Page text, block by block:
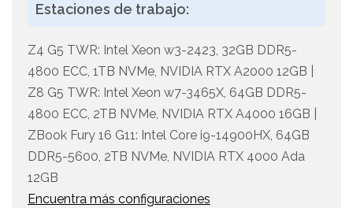
Estaciones de trabajo:
Z4 G5 TWR: Intel Xeon w3-2423, 32GB DDR5-
4800 ECC, 1TB NVMe, NVIDIA RTX A2000 12GB |
Z8 G5 TWR: Intel Xeon w7-3465X, 64GB DDR5-
4800 ECC, 2TB NVMe, NVIDIA RTX A4000 16GB |
ZBook Fury 16 G11: Intel Core i9-14900HX, 64GB
DDR5-5600, 2TB NVMe, NVIDIA RTX 4000 Ada
12GB
Encuentra más configuraciones